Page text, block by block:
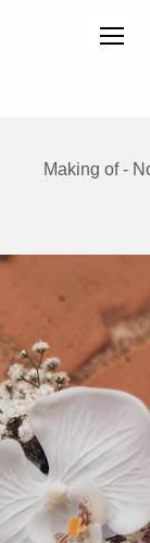
Making of -